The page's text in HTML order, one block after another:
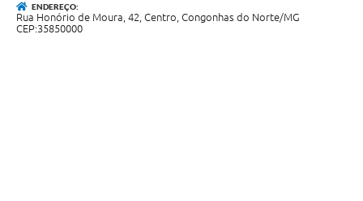
ENDEREÇO:
Rua Honório de Moura, 42, Centro, Congonhas do Norte/MG
CEP:35850000